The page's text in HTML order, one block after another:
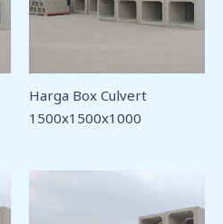
Harga Box Culvert
1500x1500x1000